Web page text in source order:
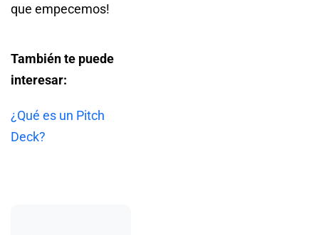
que empecemos!
También te puede
interesar:
¿Qué es un Pitch
Deck?